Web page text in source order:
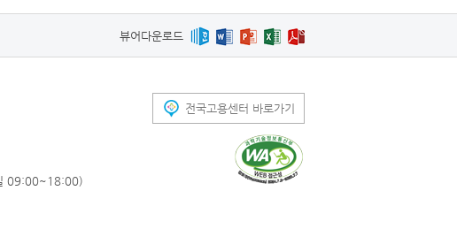
뷰어다운로드
09:00~18:00)
전국고용센터 바로가기